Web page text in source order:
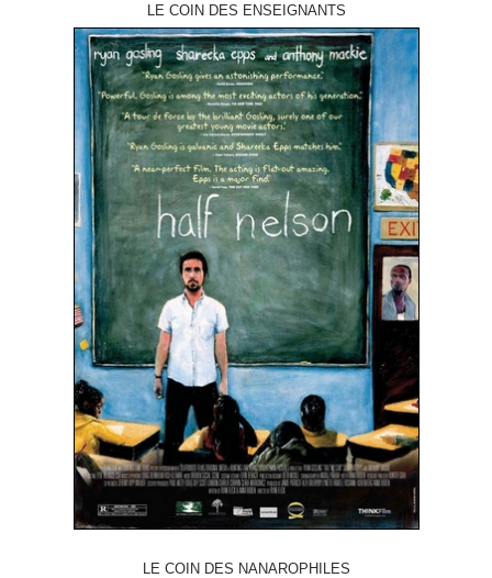
LE COIN DES ENSEIGNANTS
LE COIN DES NANAROPHILES